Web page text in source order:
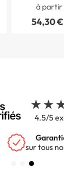
Icone
à partir
54,30
4.5/5
Garantie 5 ans
sur tous nos